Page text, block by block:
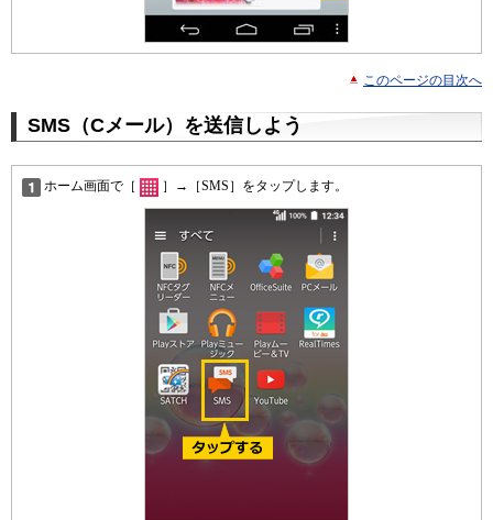
このページの目次へ
SMS（Cメール）を送信しよう
ホーム画面で［ ］→［SMS］をタップします。